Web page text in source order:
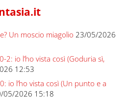
Un moscio miagolio 23/05/2026
2: io l’ho vista così (Goduria sì,
12:53
io l’ho vista così (Un punto e a
05/2026 15:18